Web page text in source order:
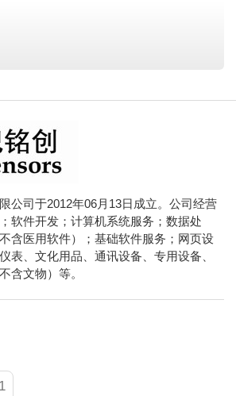
公司于2012年06月13日成立。公司经营
软件开发；计算机系统服务；数据处
含医用软件）；基础软件服务；网页设
表、文化用品、通讯设备、专用设备、
含文物）等。